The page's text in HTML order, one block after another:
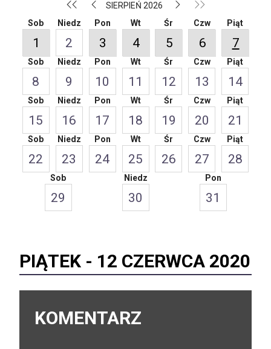
SIERPIEŃ 2026
Sob
1
Niedz
2
Pon
3
Wt
4
Śr
5
Czw
6
Piąt
7
Sob
8
Niedz
9
Pon
10
Wt
11
Śr
12
Czw
13
Piąt
14
Sob
15
Niedz
16
Pon
17
Wt
18
Śr
19
Czw
20
Piąt
21
Sob
22
Niedz
23
Pon
24
Wt
25
Śr
26
Czw
27
Piąt
28
Sob
29
Niedz
30
Pon
31
PIĄTEK - 12 CZERWCA 2020
KOMENTARZ